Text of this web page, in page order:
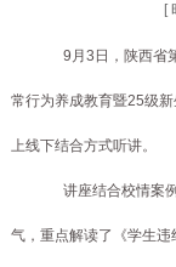
[
9月3日，陕西省
常行为养成教育暨25级
上线下结合方式听讲。
讲座结合校情案
气，重点解读了《学生